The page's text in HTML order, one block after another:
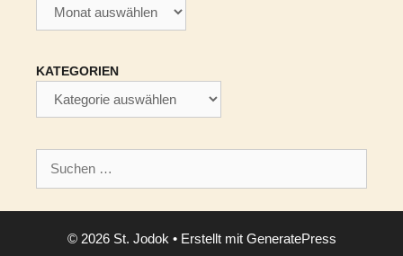
KATEGORIEN
nach:
© 2026 St. Jodok • Erstellt mit GeneratePress